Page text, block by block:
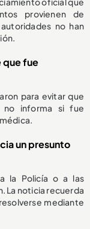
provienen de
no han
que fue
para evitar que
no informa si fue
un presunto
la Policía o a las
La noticia recuerda
mediante